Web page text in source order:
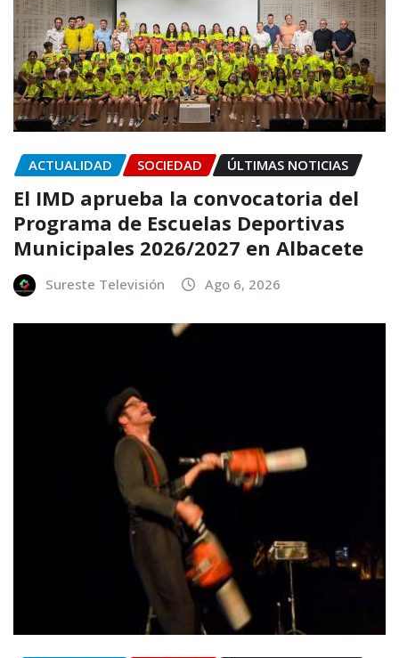
ACTUALIDAD SOCIEDAD ÚLTIMAS NOTICIAS
El IMD aprueba la convocatoria del
Programa de Escuelas Deportivas
Municipales 2026/2027 en Albacete
Sureste Televisión Ago 6, 2026